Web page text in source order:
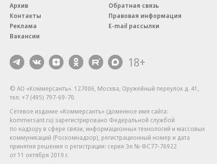
Архив
Контакты
Реклама
Вакансии
Обратная связь
Правовая информация
E-mail рассылки
18+
© АО «Коммерсантъ». 127006, Москва, Оружейный переулок д. 41,
тел. +7 (495) 797-69-70.
Сетевое издание «Коммерсантъ» (доменное имя сайта:
kommersant.ru) зарегистрировано Федеральной службой
по надзору в сфере связи, информационных технологий и массовых
коммуникаций (Роскомнадзор), регистрационный номер и дата
принятия решения о регистрации: серия Эл № ФС77-76922
от 11 октября 2019 г.